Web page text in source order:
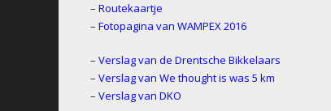
– Routekaartje
– Fotopagina van WAMPEX 2016
– Verslag van de Drentsche Bikkelaars
– Verslag van We thought is was 5 km
– Verslag van DKO